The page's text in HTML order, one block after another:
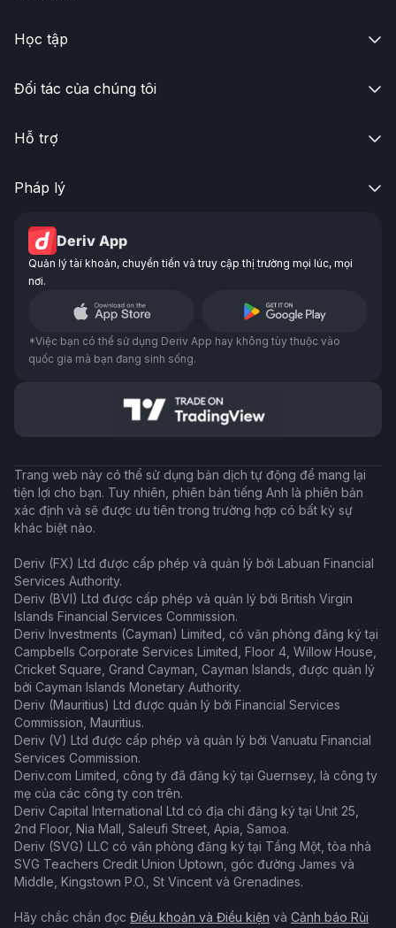
Học tập 
Đối tác của chúng tôi 
Hỗ trợ 
Pháp lý 
Deriv App
Quản lý tài khoản, chuyển tiền và truy cập thị trường mọi lúc, mọi
nơi.
*Việc bạn có thể sử dụng Deriv App hay không tùy thuộc vào
quốc gia mà bạn đang sinh sống.
Trang web này có thể sử dụng bản dịch tự động để mang lại
tiện lợi cho bạn. Tuy nhiên, phiên bản tiếng Anh là phiên bản
xác định và sẽ được ưu tiên trong trường hợp có bất kỳ sự
khác biệt nào.
Deriv (FX) Ltd được cấp phép và quản lý bởi Labuan Financial
Services Authority.
Deriv (BVI) Ltd được cấp phép và quản lý bởi British Virgin
Islands Financial Services Commission.
Deriv Investments (Cayman) Limited, có văn phòng đăng ký tại
Campbells Corporate Services Limited, Floor 4, Willow House,
Cricket Square, Grand Cayman, Cayman Islands, được quản lý
bởi Cayman Islands Monetary Authority.
Deriv (Mauritius) Ltd được quản lý bởi Financial Services
Commission, Mauritius.
Deriv (V) Ltd được cấp phép và quản lý bởi Vanuatu Financial
Services Commission.
Deriv.com Limited, công ty đã đăng ký tại Guernsey, là công ty
mẹ của các công ty con trên.
Deriv Capital International Ltd có địa chỉ đăng ký tại Unit 25,
2nd Floor, Nia Mall, Saleufi Street, Apia, Samoa.
Deriv (SVG) LLC có văn phòng đăng ký tại Tầng Một, tòa nhà
SVG Teachers Credit Union Uptown, góc đường James và
Middle, Kingstown P.O., St Vincent và Grenadines.
Hãy chắc chắn đọc Điều khoản và Điều kiện và Cảnh báo Rủi